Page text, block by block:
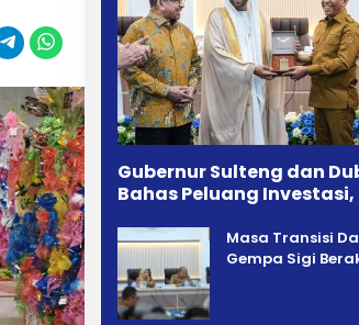
Gubernur Sulteng dan
Bahas Peluang
Masa Transisi
Gempa Sigi